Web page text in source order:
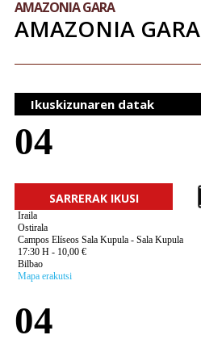
AMAZONIA GARA
AMAZONIA GARA
Ikuskizunaren datak
04
SARRERAK IKUSI
Iraila
Ostirala
Campos Elíseos Sala Kupula - Sala Kupula
17:30 H - 10,00 €
Bilbao
Mapa erakutsi
04